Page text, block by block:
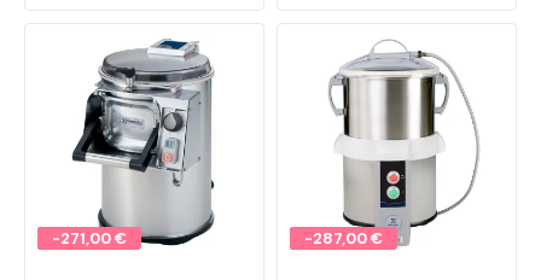
Promo !
-271,00 € Promo !
-287,00 €